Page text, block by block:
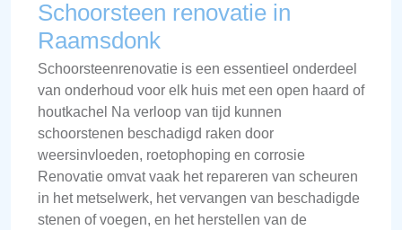
Schoorsteen renovatie in
Raamsdonk
Schoorsteenrenovatie is een essentieel onderdeel
van onderhoud voor elk huis met een open haard of
houtkachel Na verloop van tijd kunnen
schoorstenen beschadigd raken door
weersinvloeden, roetophoping en corrosie
Renovatie omvat vaak het repareren van scheuren
in het metselwerk, het vervangen van beschadigde
stenen of voegen, en het herstellen van de